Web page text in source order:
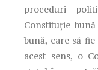
proceduri
Constituţie
bună, care să
acest sens, o